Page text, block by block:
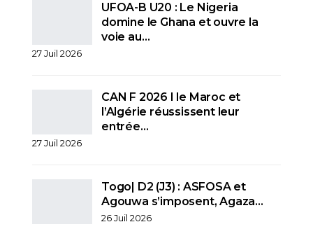
UFOA-B U20 : Le Nigeria
domine le Ghana et ouvre la
voie au…
27 Juil 2026
CAN F 2026 I le Maroc et
l’Algérie réussissent leur
entrée…
27 Juil 2026
Togo| D2 (J3) : ASFOSA et
Agouwa s’imposent, Agaza…
26 Juil 2026